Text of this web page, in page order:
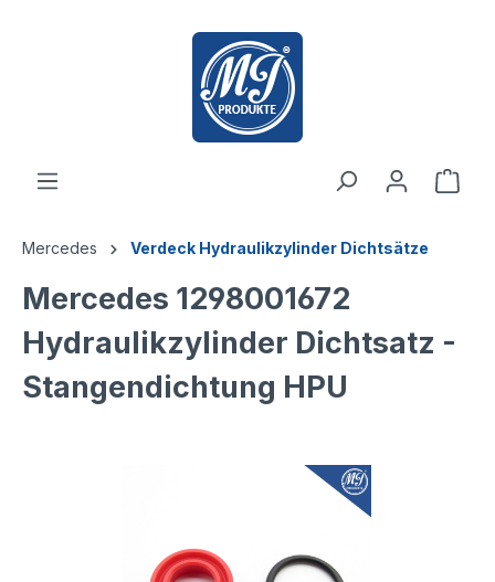
Mercedes Verdeck Hydraulikzylinder Dichtsätze
Mercedes 1298001672
Hydraulikzylinder Dichtsatz -
Stangendichtung HPU